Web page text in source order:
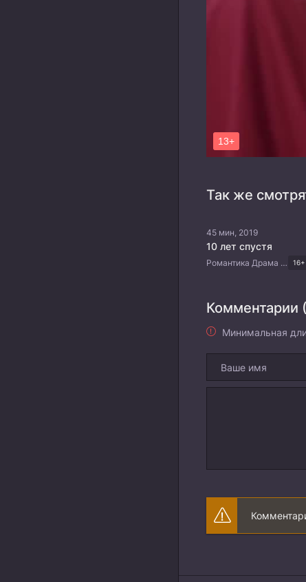
Так же
45 мин, 2019
10 лет спустя
Романтика Драма Китайские дорамы 16+
Комментарии
Минимальная